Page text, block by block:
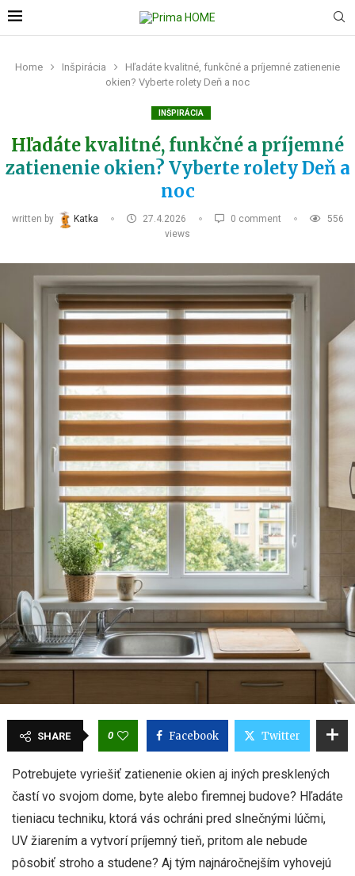
Home Inšpirácia
Hľadáte kvalitné, funkčné a príjemné zatienenie
okien? Vyberte rolety Deň a noc
INŠPIRÁCIA
Hľadáte kvalitné, funkčné a príjemné
zatienenie okien? Vyberte rolety Deň a
noc
written by Katka 27.4.2026 0 comment
556
views
SHARE 0 Facebook Twitter
Potrebujete vyriešiť zatienenie okien aj iných presklených
častí vo svojom dome, byte alebo firemnej budove? Hľadáte
tieniacu techniku, ktorá vás ochráni pred slnečnými lúčmi,
UV žiarením a vytvorí príjemný tieň, pritom ale nebude
pôsobiť stroho a studene? Aj tým najnáročnejším vyhovejú